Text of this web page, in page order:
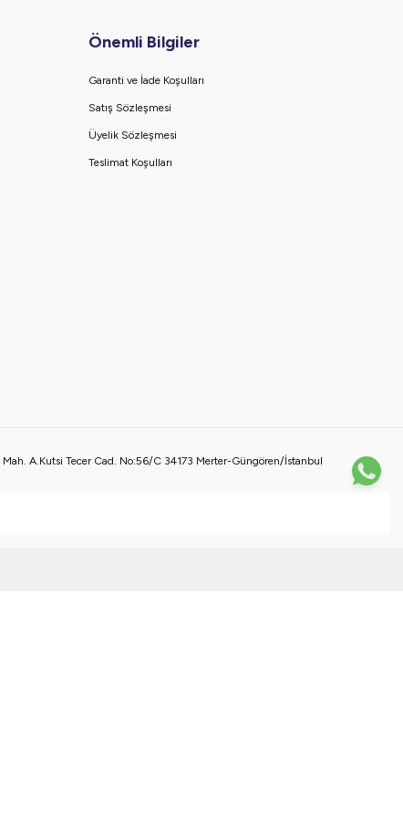
Önemli Bilgiler
Garanti ve İade Koşulları
Satış Sözleşmesi
Üyelik Sözleşmesi
Teslimat Koşulları
A.Kutsi Tecer Cad. No:56/C 34173 Merter-Güngören/İstanbul